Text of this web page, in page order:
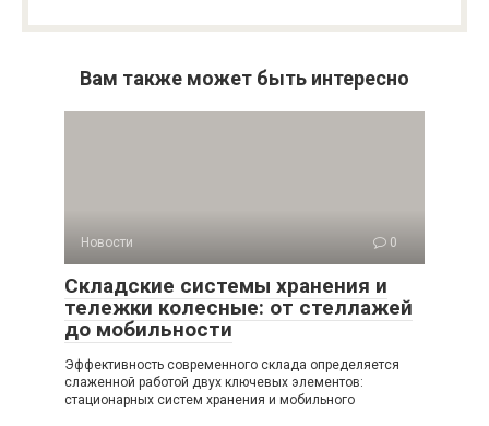
Вам также может быть интересно
Новости 0
Складские системы хранения и
тележки колесные: от стеллажей
до мобильности
Эффективность современного склада определяется
слаженной работой двух ключевых элементов:
стационарных систем хранения и мобильного